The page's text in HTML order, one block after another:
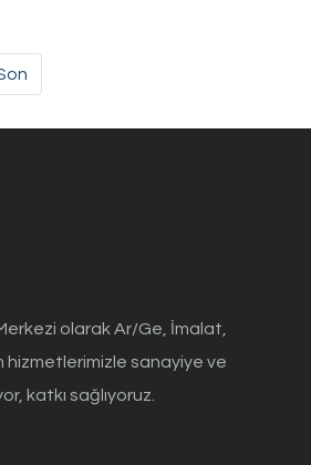
olarak Ar/Ge, İmalat,
hizmetlerimizle sanayiye ve
katkı sağlıyoruz.